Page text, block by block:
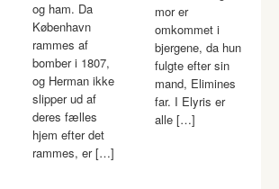
og ham. Da
København
rammes af
bomber i 1807,
og Herman ikke
slipper ud af
deres fælles
hjem efter det
rammes, er […]
mor er
omkommet i
bjergene, da hun
fulgte efter sin
mand, Elimines
far. I Elyris er
alle […]